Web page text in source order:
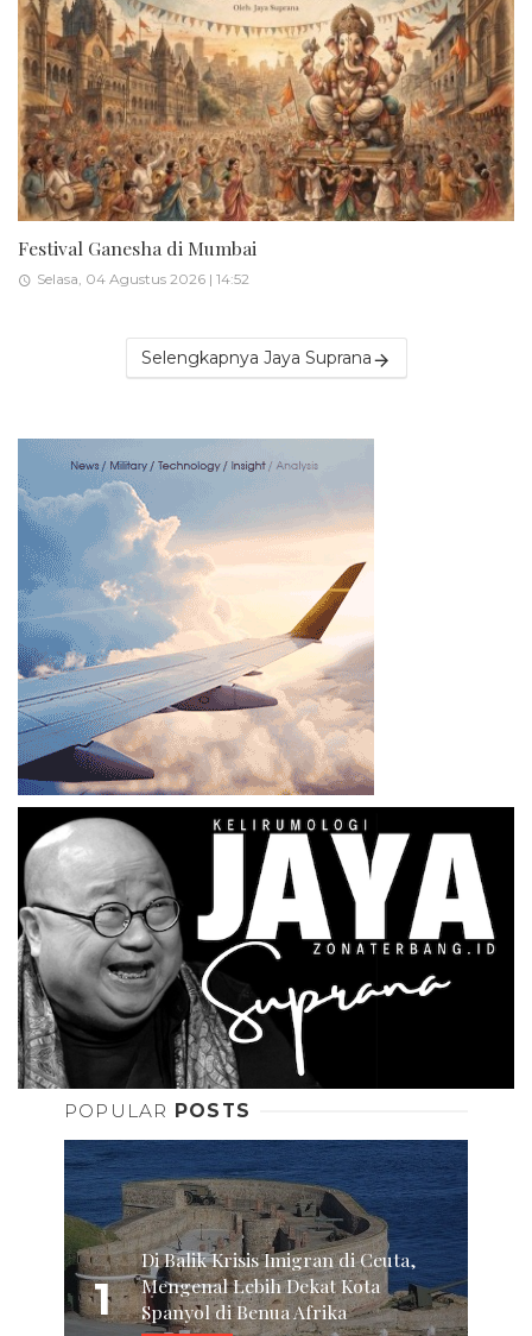
Festival Ganesha di Mumbai
Selasa, 04 Agustus 2026 | 14:52
Selengkapnya Jaya Suprana
POPULAR POSTS
1
Di Balik Krisis Imigran di Ceuta,
Mengenal Lebih Dekat Kota
Spanyol di Benua Afrika